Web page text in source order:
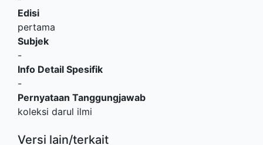
Edisi
pertama
Subjek
-
Info Detail Spesifik
-
Pernyataan Tanggungjawab
koleksi darul ilmi
Versi lain/terkait